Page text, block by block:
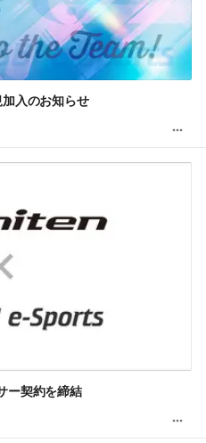
入のお知らせ
ー契約を締結